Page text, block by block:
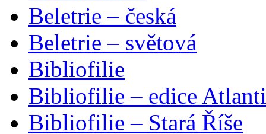
Beletrie – česká
Beletrie – světová
Bibliofilie
Bibliofilie – edice
Bibliofilie – Stará Říše